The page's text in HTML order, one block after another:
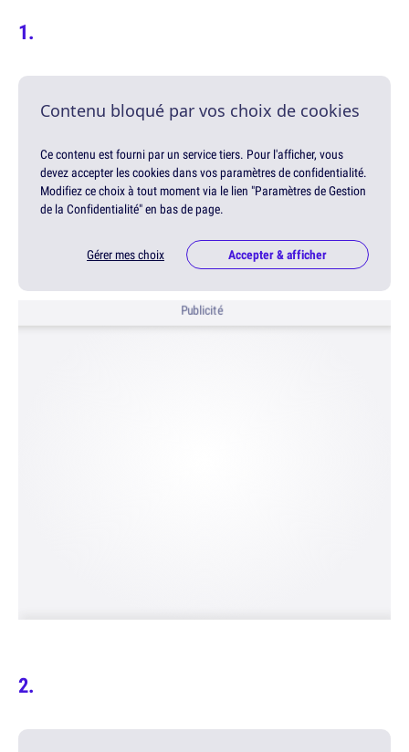
Contenu bloqué par vos choix de cookies
Ce contenu est fourni par un service tiers. Pour l'afficher, vous
devez accepter les cookies dans vos paramètres de confidentialité.
Modifiez ce choix à tout moment via le lien "Paramètres de Gestion
de la Confidentialité" en bas de page.
Gérer mes choix Accepter & afficher
Publicité